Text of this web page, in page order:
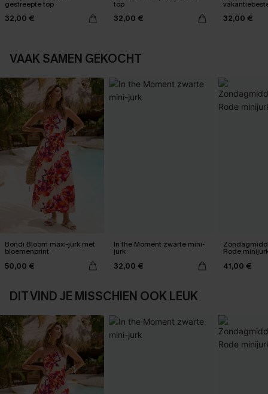
gestreepte top
32,00 €
top
32,00 € 32,00 €
VAAK SAMEN GEKOCHT
Bondi Bloom maxi-jurk met
bloemenprint
50,00 €
In the Moment zwarte mini-
jurk
32,00 €
Rode
41,00 €
DIT VIND JE MISSCHIEN OOK LEUK